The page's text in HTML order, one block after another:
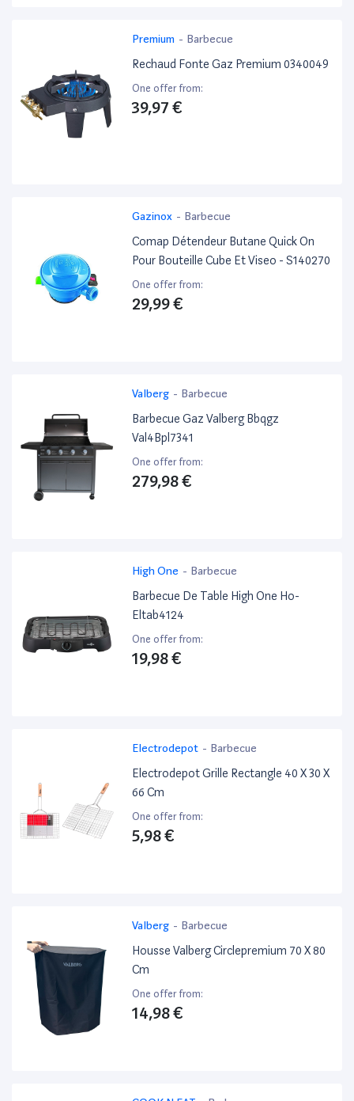
Premium - Barbecue
Rechaud Fonte Gaz Premium 0340049
One offer from:
39,97 €
Gazinox - Barbecue
Comap Détendeur Butane Quick On
Pour Bouteille Cube Et Viseo - S140270
One offer from:
29,99 €
Valberg - Barbecue
Barbecue Gaz Valberg Bbqgz
Val4Bpl7341
One offer from:
279,98 €
High One - Barbecue
Barbecue De Table High One Ho-
Eltab4124
One offer from:
19,98 €
Electrodepot - Barbecue
Electrodepot Grille Rectangle 40 X 30 X
66 Cm
One offer from:
5,98 €
Valberg - Barbecue
Housse Valberg Circlepremium 70 X 80
Cm
One offer from:
14,98 €